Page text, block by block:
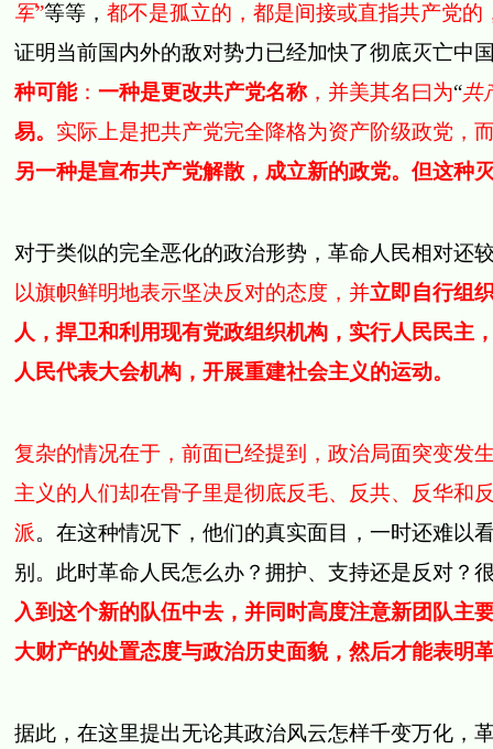
军”等等， 都不是孤立的，都是间接或直指共产党
证明当前国内外的敌对势力已经加快了彻底灭亡中
种可能： 一种是更改共产党名称，并美其名曰为“共
易。 实际上是把共产党完全降格为资产阶级政党，
另一种是宣布共产党解散，成立新的政党。但这种
对于类似的完全恶化的政治形势，革命人民相对还
以旗帜鲜明地表示坚决反对的态度，并立即自行组
人，捍卫和利用现有党政组织机构，实行人民民主
人民代表大会机构，开展重建社会主义的运动。
复杂的情况在于，前面已经提到，政治局面突变发
主义的人们却在骨子里是彻底反毛、反共、反华和
派。在这种情况下，他们的真实面目，一时还难以
别。此时革命人民怎么办？拥护、支持还是反对？
入到这个新的队伍中去，并同时高度注意新团队主
大财产的处置态度与政治历史面貌，然后才能表
据此，在这里提出无论其政治风云怎样千变万化，